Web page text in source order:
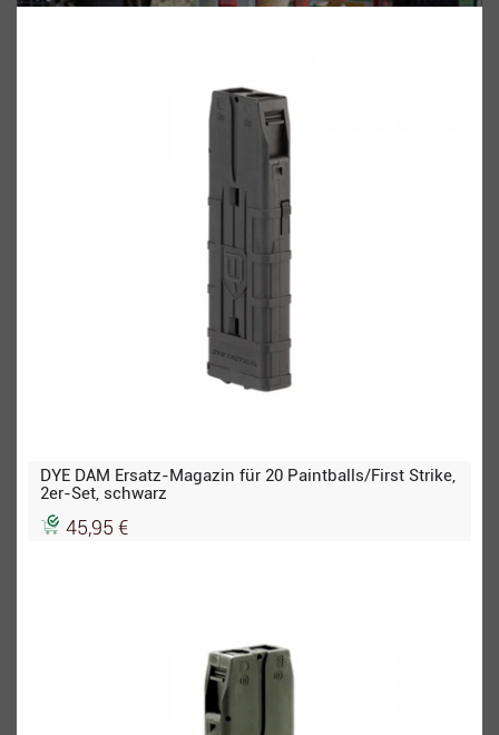
DYE DAM Ersatz-Magazin für 20 Paintballs/First Strike,
2er-Set, schwarz
45,95 €